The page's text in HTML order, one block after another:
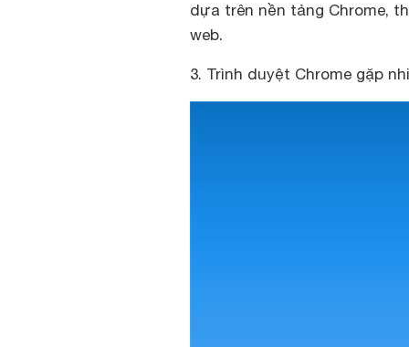
dựa trên nền tảng Chrome,
web.
3. Trình duyệt Chrome gặp